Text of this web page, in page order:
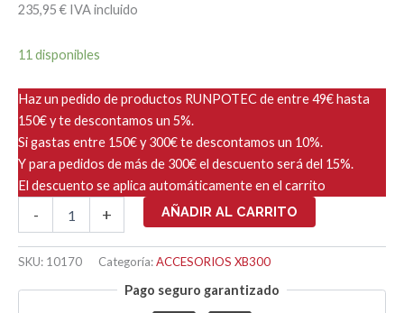
235,95 € IVA incluido
11 disponibles
Haz un pedido de productos RUNPOTEC de entre 49€ hasta
150€ y te descontamos un 5%.
Si gastas entre 150€ y 300€ te descontamos un 10%.
Y para pedidos de más de 300€ el descuento será del 15%.
El descuento se aplica automáticamente en el carrito
-
SET
(INCLUYE
+
+ AÑADIR AL CARRITO
SKU: 10170 Categoría:ACCESORIOS XB300
Pago seguro garantizado